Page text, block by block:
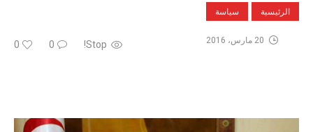
الرئيسية سياسة
Stop!
0
0 20 مارس، 2016